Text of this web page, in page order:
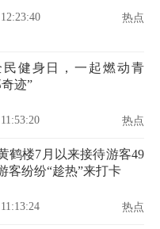
热点
健身日，一起燃动青
迹”
热点
鹤楼7月以来接待游客49
客纷纷“趁热”来打卡
热点